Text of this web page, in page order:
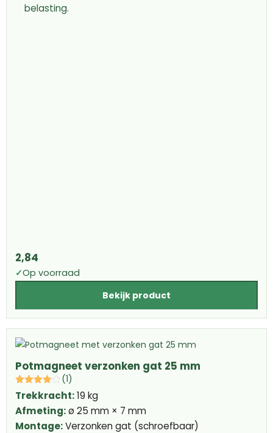
belasting.
2,84
✓Op voorraad
Bekijk product
Potmagneet verzonken gat 25 mm
(1)
Trekkracht:19 kg
Afmeting:ø 25 mm × 7 mm
Montage:Verzonken gat (schroefbaar)